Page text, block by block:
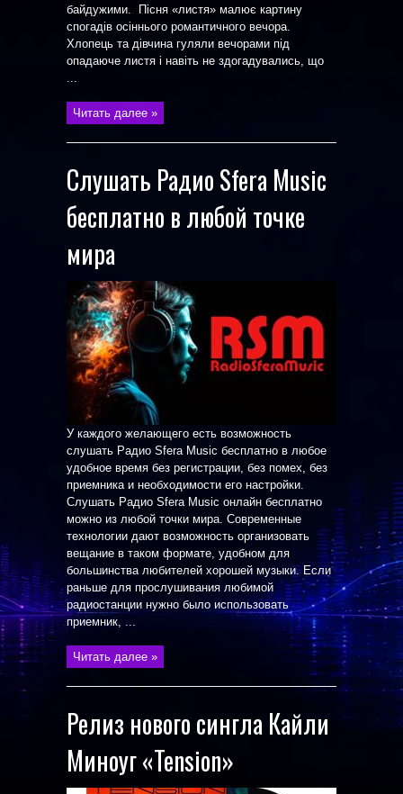
байдужими. Пісня «листя» малює картину
спогадів осіннього романтичного вечора.
Хлопець та дівчина гуляли вечорами під
опадаюче листя і навіть не здогадувались, що
...
Читать далее »
Слушать Радио Sfera Music
бесплатно в любой точке
мира
У каждого желающего есть возможность
слушать Радио Sfera Music бесплатно в любое
удобное время без регистрации, без помех, без
приемника и необходимости его настройки.
Слушать Радио Sfera Music онлайн бесплатно
можно из любой точки мира. Современные
технологии дают возможность организовать
вещание в таком формате, удобном для
большинства любителей хорошей музыки. Если
раньше для прослушивания любимой
радиостанции нужно было использовать
приемник, ...
Читать далее »
Релиз нового сингла Кайли
Миноуг «Tension»